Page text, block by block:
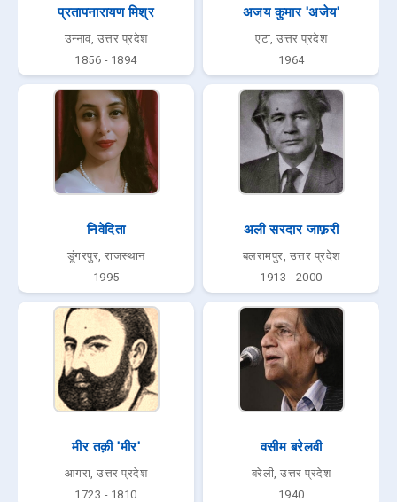
प्रतापनारायण मिश्र
उन्नाव, उत्तर प्रदेश
1856 - 1894
अजय कुमार 'अजेय'
एटा, उत्तर प्रदेश
1964
निवेदिता
डूंगरपुर, राजस्थान
1995
अली सरदार जाफ़री
बलरामपुर, उत्तर प्रदेश
1913 - 2000
मीर तक़ी 'मीर'
आगरा, उत्तर प्रदेश
1723 - 1810
वसीम बरेलवी
बरेली, उत्तर प्रदेश
1940